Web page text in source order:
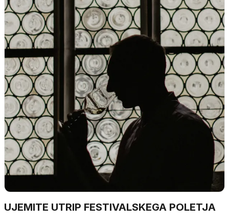
UJEMITE UTRIP FESTIVALSKEGA POLETJA